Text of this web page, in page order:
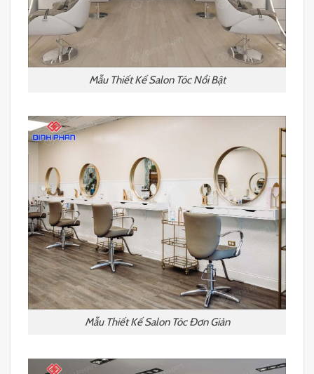
Mẫu Thiết Kế Salon Tóc Nổi Bật
Mẫu Thiết Kế Salon Tóc Đơn Giản